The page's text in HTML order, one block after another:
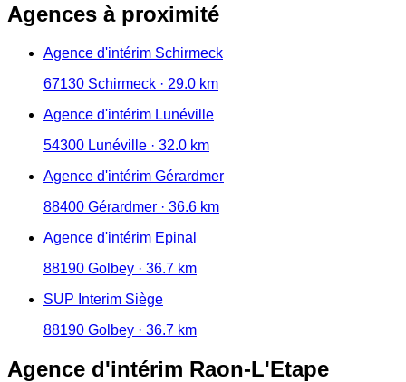
Agences à proximité
Agence d'intérim Schirmeck
67130 Schirmeck · 29.0 km
Agence d'intérim Lunéville
54300 Lunéville · 32.0 km
Agence d'intérim Gérardmer
88400 Gérardmer · 36.6 km
Agence d'intérim Epinal
88190 Golbey · 36.7 km
SUP Interim Siège
88190 Golbey · 36.7 km
Agence d'intérim Raon-L'Etape